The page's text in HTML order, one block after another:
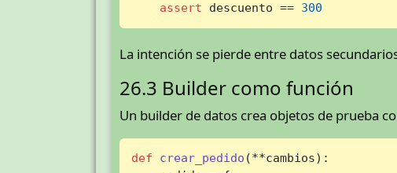
assert descuento == 300
La intención se pierde entre datos
26.3 Builder como función
Un builder de datos crea objetos de prueba
def crear_pedido (**cambios):